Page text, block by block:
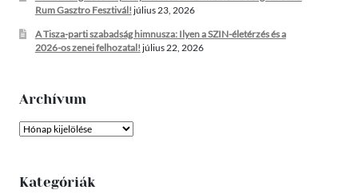
Rum Gasztro Fesztivál! július 23, 2026
A Tisza-parti szabadság himnusza: Ilyen a SZIN-életérzés és a
2026-os zenei felhozatal! július 22, 2026
Archívum
Archívum
Kategóriák